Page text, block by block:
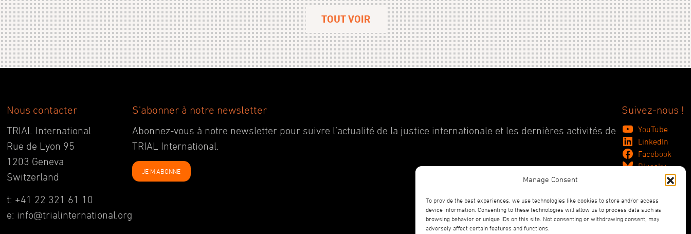
Manage Consent
To provide the best experiences, we use technologies like cookies to store and/or access
device information. Consenting to these technologies will allow us to process data such as
browsing behavior or unique IDs on this site. Not consenting or withdrawing consent, may
adversely affect certain features and functions.
TOUT VOIR
Nous contacter
TRIAL International
Rue de Lyon 95
1203 Geneva
Switzerland
t: +41 22 321 61 10
e: info@trialinternational.org
S'abonner à notre newsletter
Abonnez-vous à notre newsletter pour suivre l’actualité de la justice internationale et les dernières activités de
TRIAL International.
JE M'ABONNE
Suivez-nous !
YouTube
LinkedIn
Facebook
Bluesky